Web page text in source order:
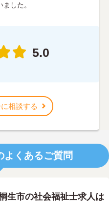
した。
5.0
相談する
よくあるご質問
生市の社会福祉士求人は